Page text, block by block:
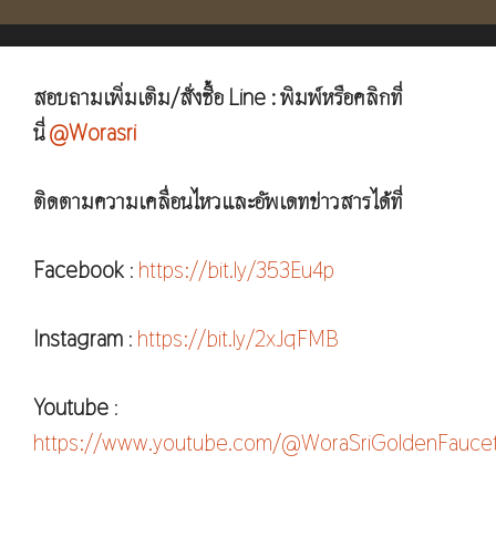
สอบถามเพิ่มเติม/สั่งซื้อ Line : พิมพ์หรือคลิกที่
นี่@Worasri
ติดตามความเคลื่อนไหวและอัพเดทข่าวสารได้ที่
Facebook : https://bit.ly/353Eu4p
Instagram : https://bit.ly/2xJqFMB
Youtube :
https://www.youtube.com/